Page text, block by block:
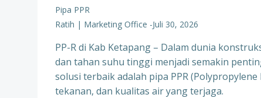
Pipa PPR
Ratih | Marketing Office -Juli 30, 2026
PP-R di Kab Ketapang – Dalam dunia
dan tahan suhu tinggi menjadi semakin
solusi terbaik adalah pipa PPR
tekanan, dan kualitas air yang terjaga.